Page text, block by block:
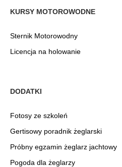
KURSY MOTOROWODNE
Sternik Motorowodny
Licencja na holowanie
DODATKI
Fotosy ze szkoleń
Gertisowy poradnik żeglarski
Próbny egzamin żeglarz jachtowy
Pogoda dla żeglarzy
Twoje dane są bezpieczne.